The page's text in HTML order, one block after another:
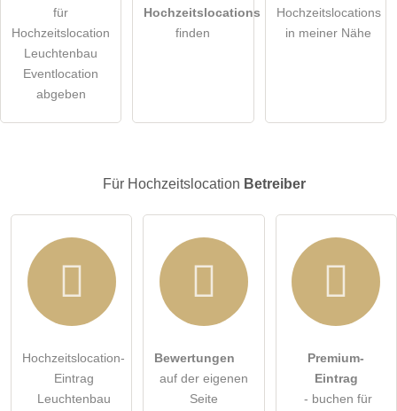
Die Datenschutzerklärung habe ich zur Kenntnis genommen.
öffentliche Frage stellen
Hinweis:Bitte beachten Sie, öffentliche Fragen sind
Besucher sichtbar
.
für
Hochzeitslocation
Leuchtenbau
Eventlocation
abgeben
Hochzeitslocations
finden
Hochzeitslocations
in meiner Nähe
Für Hochzeitslocation Betreiber
Hochzeitslocation-
Eintrag
Leuchtenbau
Bewertungen
auf der eigenen
Seite
Premium-
Eintrag
- buchen für